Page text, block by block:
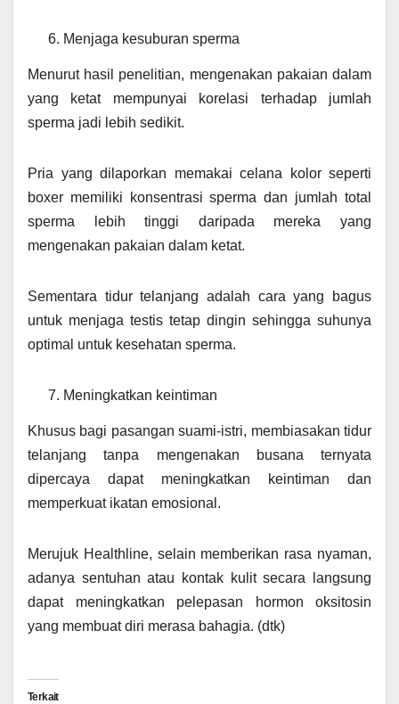
Menjaga kesuburan sperma
Menurut hasil penelitian, mengenakan pakaian dalam
yang ketat mempunyai korelasi terhadap jumlah
sperma jadi lebih sedikit.
Pria yang dilaporkan memakai celana kolor seperti
boxer memiliki konsentrasi sperma dan jumlah total
sperma lebih tinggi daripada mereka yang
mengenakan pakaian dalam ketat.
Sementara tidur telanjang adalah cara yang bagus
untuk menjaga testis tetap dingin sehingga suhunya
optimal untuk kesehatan sperma.
Meningkatkan keintiman
Khusus bagi pasangan suami-istri, membiasakan tidur
telanjang tanpa mengenakan busana ternyata
dipercaya dapat meningkatkan keintiman dan
memperkuat ikatan emosional.
Merujuk Healthline, selain memberikan rasa nyaman,
adanya sentuhan atau kontak kulit secara langsung
dapat meningkatkan pelepasan hormon oksitosin
yang membuat diri merasa bahagia. (dtk)
Terkait